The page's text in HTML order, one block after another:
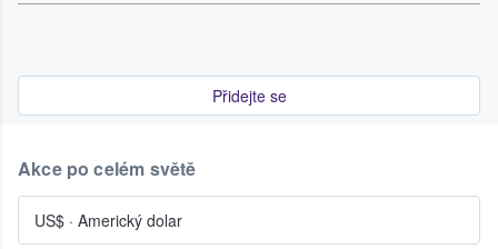
Přidejte se
Akce po celém světě
US$ · Americký dolar